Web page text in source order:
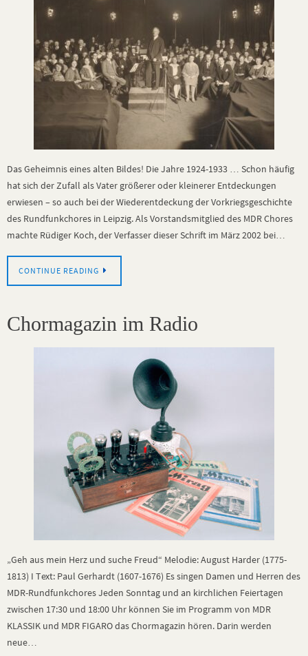
Das Geheimnis eines alten Bildes! Die Jahre 1924-1933 … Schon häufig
hat sich der Zufall als Vater größerer oder kleinerer Entdeckungen
erwiesen – so auch bei der Wiederentdeckung der Vorkriegsgeschichte
des Rundfunkchores in Leipzig. Als Vorstandsmitglied des MDR Chores
machte Rüdiger Koch, der Verfasser dieser Schrift im März 2002 bei…
CONTINUE READING
Chormagazin im Radio
„Geh aus mein Herz und suche Freud“ Melodie: August Harder (1775-
1813) I Text: Paul Gerhardt (1607-1676) Es singen Damen und Herren des
MDR-Rundfunkchores Jeden Sonntag und an kirchlichen Feiertagen
zwischen 17:30 und 18:00 Uhr können Sie im Programm von MDR
KLASSIK und MDR FIGARO das Chormagazin hören. Darin werden
neue…